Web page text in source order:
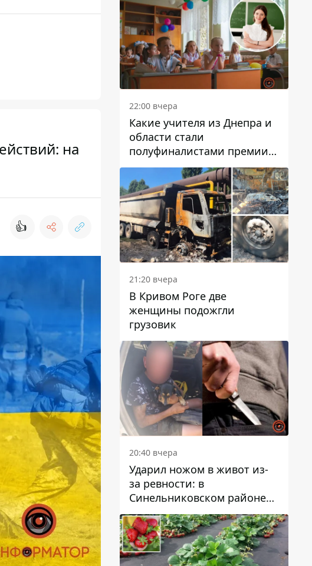
на
👍
22:00 вчера
Какие учителя из Днепра и
области стали
полуфиналистами премии
Global Teacher Prize Ukraine
2026
21:20 вчера
В Кривом Роге две
женщины подожгли
грузовик
20:40 вчера
Ударил ножом в живот из-
за ревности: в
Синельниковском районе
задержали 49-летнего
мужчину за убийство